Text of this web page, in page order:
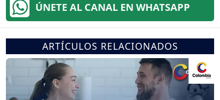
ÚNETE AL CANAL EN WHATSAPP
ARTÍCULOS RELACIONADOS